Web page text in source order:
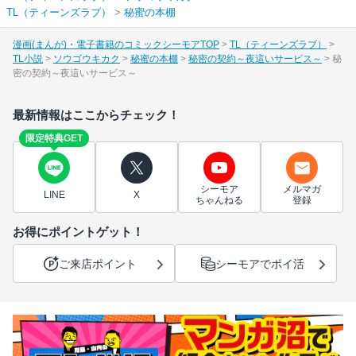
TL（ティーンズラブ）
> 秘蜜の本棚
漫画(まんが)・電子書籍のコミックシーモアTOP
TL（ティーンズラブ）
TL小説
ソウゴウキカク 秘蜜の本棚 秘密の契約～夜這いサービス～
秘
密の契約～夜這いサービス～
最新情報はここからチェック！
限定特典GET
LINE X
シーモア
ちゃんねる
メルマガ
登録
お得にポイントゲット！
ご来店ポイント シーモアでポイ活